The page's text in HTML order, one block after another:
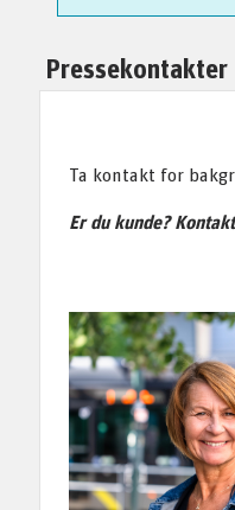
Pressekontakter
Ta kontakt for
Er du kunde?